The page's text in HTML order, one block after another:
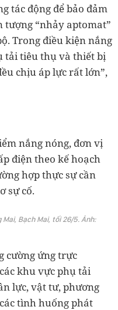
tác động để bảo đảm
tượng “nhảy aptomat”
Trong điều kiện nắng
tải tiêu thụ và thiết bị
chịu áp lực rất lớn”,
nắng nóng, đơn vị
điện theo kế hoạch
hợp thực sự cần
sự cố.
Bạch Mai, tối 26/5. Ảnh:
cường ứng trực
khu vực phụ tải
lực, vật tư, phương
tình huống phát